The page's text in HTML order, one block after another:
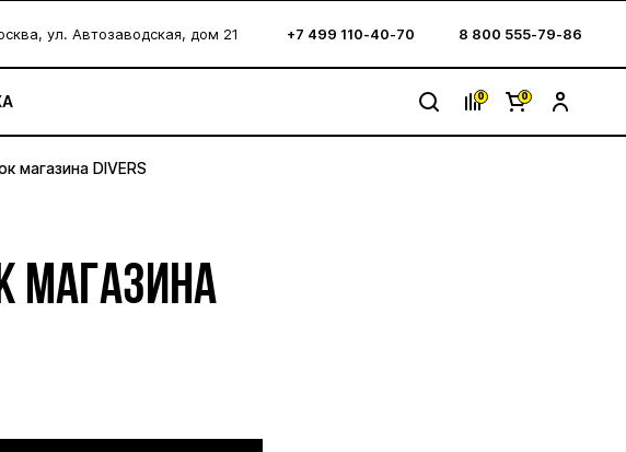
ул. Автозаводская, дом 21 +7 499 110-40-70 8 800 555-79-86
0 0
магазина DIVERS
МАГАЗИНА